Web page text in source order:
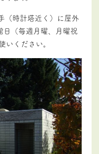
（時計塔近く）に屋外
日（毎週月曜、月曜祝
いください。